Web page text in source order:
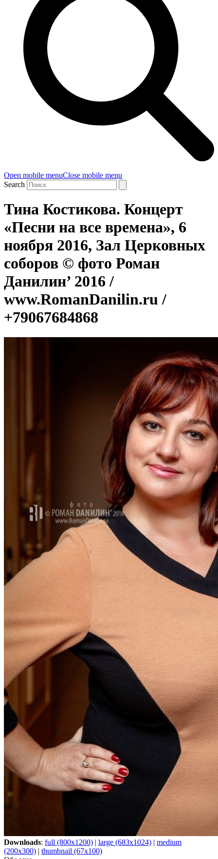
Open mobile menuClose mobile menu
Search
Тина Костикова. Концерт
«Песни на все времена», 6
ноября 2016, Зал Церковных
соборов © фото Роман
Данилин’ 2016 /
www.RomanDanilin.ru /
+79067684868
Downloads: full (800x1200) | large (683x1024) | medium
(200x300) | thumbnail (67x100)